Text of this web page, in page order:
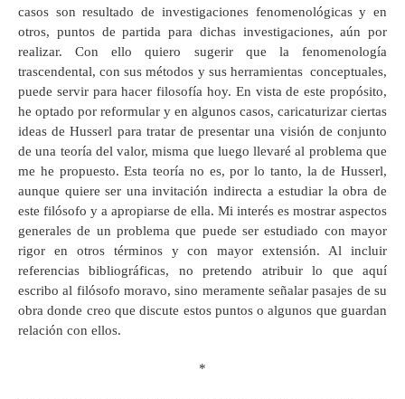
casos son resultado de investigaciones fenomenológicas y en
otros, puntos de partida para dichas investigaciones, aún por
realizar. Con ello quiero sugerir que la fenomenología
trascendental, con sus métodos y sus herramientas conceptuales,
puede servir para hacer filosofía hoy. En vista de este propósito,
he optado por reformular y en algunos casos, caricaturizar ciertas
ideas de Husserl para tratar de presentar una visión de conjunto
de una teoría del valor, misma que luego llevaré al problema que
me he propuesto. Esta teoría no es, por lo tanto, la de Husserl,
aunque quiere ser una invitación indirecta a estudiar la obra de
este filósofo y a apropiarse de ella. Mi interés es mostrar aspectos
generales de un problema que puede ser estudiado con mayor
rigor en otros términos y con mayor extensión. Al incluir
referencias bibliográficas, no pretendo atribuir lo que aquí
escribo al filósofo moravo, sino meramente señalar pasajes de su
obra donde creo que discute estos puntos o algunos que guardan
relación con ellos.
*